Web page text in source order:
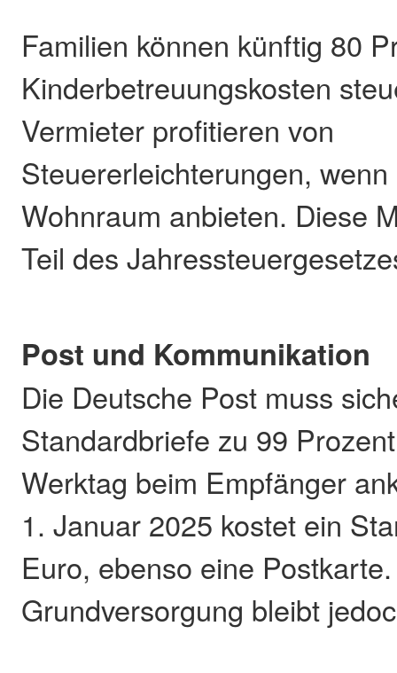
Familien können künftig 80
Kinderbetreuungskosten
Vermieter profitieren von
Steuererleichterungen,
Wohnraum anbieten. Diese
Teil des
Post und Kommunikation
Die Deutsche Post muss
Standardbriefe zu 99
Werktag beim Empfänger
1. Januar 2025 kostet ein
Euro, ebenso eine
Grundversorgung bleibt